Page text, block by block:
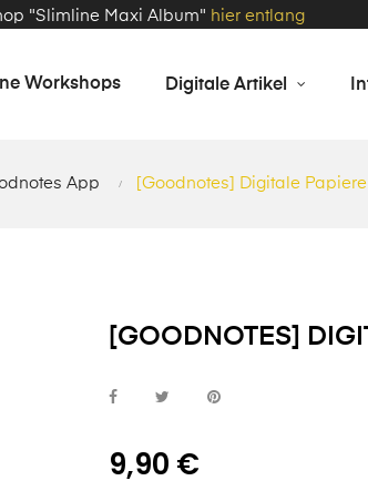
"Slimline Maxi Album" hier entlang
Workshops Digitale Artikel
App [Goodnotes] Digitale
[GOODNOTES]
9,90 €